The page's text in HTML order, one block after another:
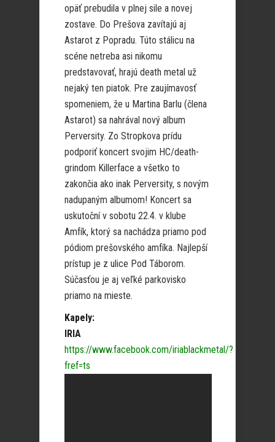
opäť prebudila v plnej sile a novej
zostave. Do Prešova zavítajú aj
Astarot z Popradu. Túto stálicu na
scéne netreba asi nikomu
predstavovať, hrajú death metal už
nejaký ten piatok. Pre zaujímavosť
spomeniem, že u Martina Barlu (člena
Astarot) sa nahrával nový album
Perversity. Zo Stropkova prídu
podporiť koncert svojim HC/death-
grindom Killerface a všetko to
zakončia ako inak Perversity, s novým
nadupaným albumom! Koncert sa
uskutoční v sobotu 22.4. v klube
Amfík, ktorý sa nachádza priamo pod
pódiom prešovského amfíka. Najlepší
prístup je z ulice Pod Táborom.
Súčasťou je aj veľké parkovisko
priamo na mieste.
Kapely:
IRIA
https://www.facebook.com/iriablackmetal/?
fref=ts